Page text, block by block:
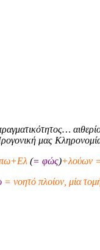
μας
(= φώς)+λούων =
= νοητό πλοίον, μία